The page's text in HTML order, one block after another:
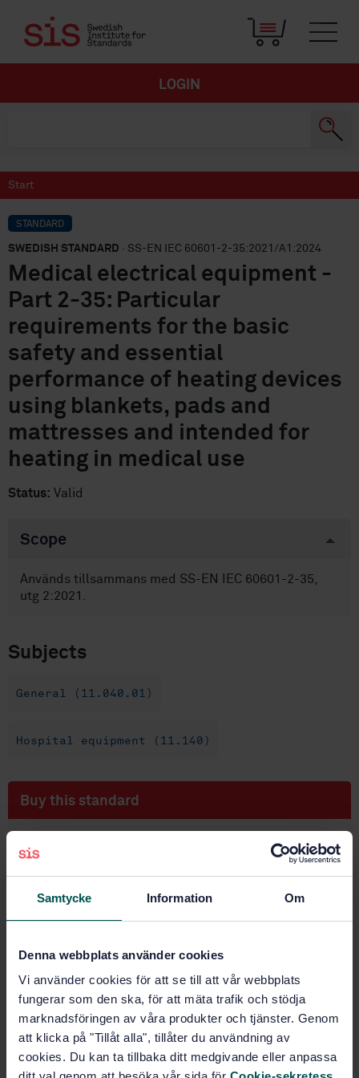
Samtycke Information Om
Denna webbplats använder cookies
Vi använder cookies för att se till att vår webbplats
fungerar som den ska, för att mäta trafik och stödja
marknadsföringen av våra produkter och tjänster. Genom
att klicka på "Tillåt alla", tillåter du användning av
cookies. Du kan ta tillbaka ditt medgivande eller anpassa
LOGIN
Start
STANDARD
SWEDISH STANDARD · SS-EN IEC 60601-2-35:2021/A1:2024
Medical electrical equipment -
Part 2-35: Particular
requirements for the basic
safety and essential
performance of heating devices
using blankets, pads and
mattresses and intended for
heating in medical use
Status: Valid
Scope
Används tillsammans med SS-EN IEC 60601-2-35,
utg 2:2021.
Subjects
General (11.040.01)
Hospital equipment (11.140)
Buy this standard
· SS-EN IEC 60601-2-35:2021/A1:2024
requirements for the basic safety and essential
performance of heating devices using blankets, pads
use
Subscribe on standards - Read more
Price: 216 SEK
PDF